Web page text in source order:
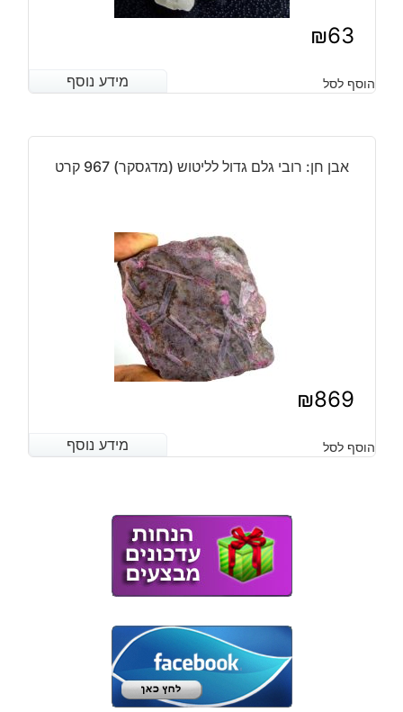
₪63
מידע נוסף הוסף לסל מידע נוסף
אבן חן: רובי גלם גדול לליטוש (מדגסקר) 967 קרט
₪869
מידע נוסף הוסף לסל מידע נוסף